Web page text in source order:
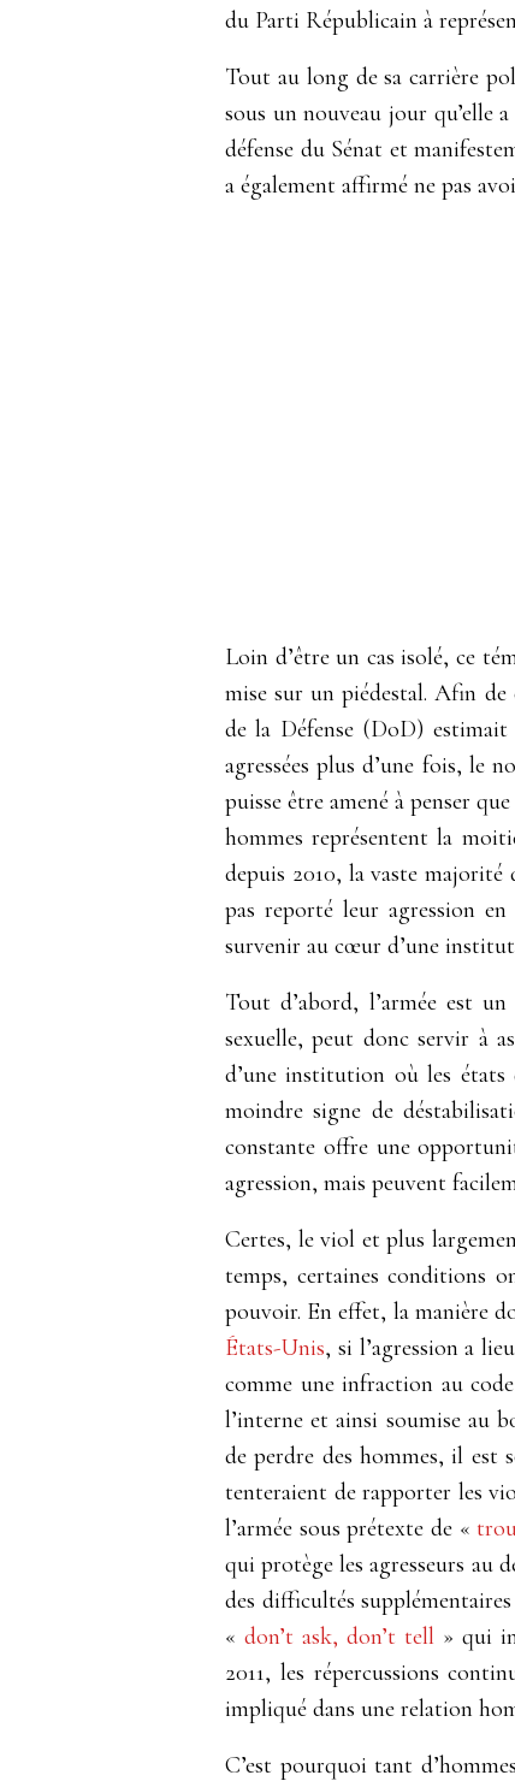
du Parti Républicain à
Tout au long de sa carrière
sous un nouveau jour qu’elle
défense du Sénat et
a également affirmé ne pas
Loin d’être un cas isolé, ce
mise sur un piédestal. Afin de
de la Défense (DoD) estimait
agressées plus d’une fois, le
puisse être amené à penser
hommes représentent la
depuis 2010, la vaste
pas reporté leur agression
survenir au cœur d’une
Tout d’abord, l’armée est
sexuelle, peut donc servir à
d’une institution où les états
moindre signe de
constante offre une
agression, mais peuvent
Certes, le viol et plus
temps, certaines conditions
pouvoir. En effet, la manière
États-Unis, si l’agression a
comme une infraction au
l’interne et ainsi soumise au
de perdre des hommes, il est
tenteraient de rapporter les
l’armée sous prétexte de «
qui protège les agresseurs au
des difficultés
« don’t ask, don’t tell » qui
2011, les répercussions
impliqué dans une relation
C’est pourquoi tant